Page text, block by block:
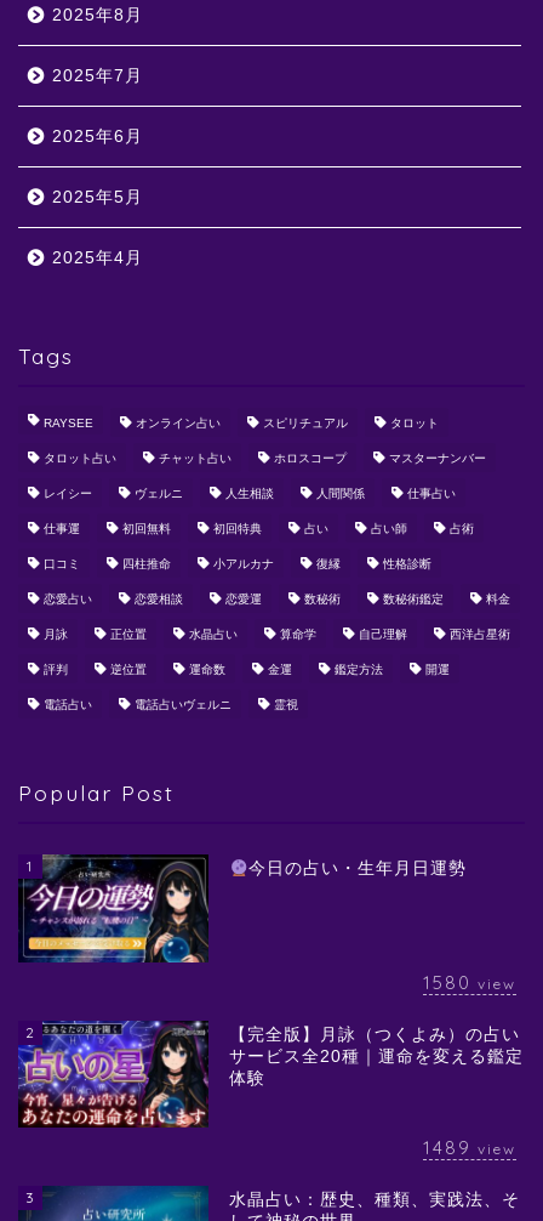
2025年8月
2025年7月
2025年6月
2025年5月
2025年4月
Tags
RAYSEE オンライン占い スピリチュアル タロット
タロット占い チャット占い ホロスコープ マスターナンバー
レイシー ヴェルニ 人生相談 人間関係 仕事占い
仕事運 初回無料 初回特典 占い 占い師 占術
口コミ 四柱推命 小アルカナ 復縁 性格診断
恋愛占い 恋愛相談 恋愛運 数秘術 数秘術鑑定 料金
月詠 正位置 水晶占い 算命学 自己理解 西洋占星術
評判 逆位置 運命数 金運 鑑定方法 開運
電話占い 電話占いヴェルニ 霊視
Popular Post
1 今日の占い・生年月日運勢
1580 view
2
【完全版】月詠（つくよみ）の占い
サービス全20種｜運命を変える鑑定
体験
1489 view
3
水晶占い：歴史、種類、実践法、そ